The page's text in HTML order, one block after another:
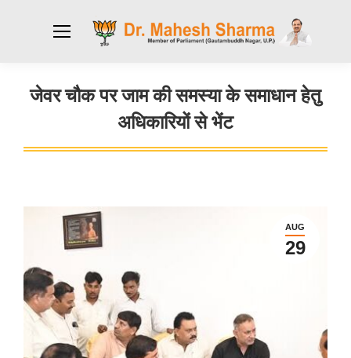
जेवर चौक पर जाम की समस्या के समाधान हेतु
अधिकारियों से भेंट
You are here:
AUG
29